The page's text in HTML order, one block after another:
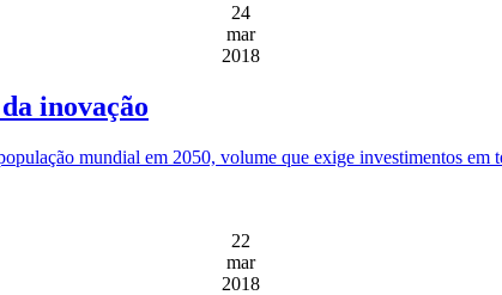
24
mar
2018
inovação
mundial em 2050, volume que exige investimentos em
22
mar
2018